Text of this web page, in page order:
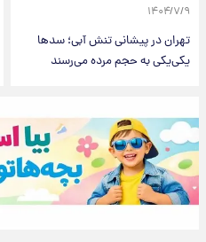
۱۴۰۴/۷/۹
تهران در پیشانی تنش آبی؛ سدها
یکی‌یکی به حجم مرده می‌رسند